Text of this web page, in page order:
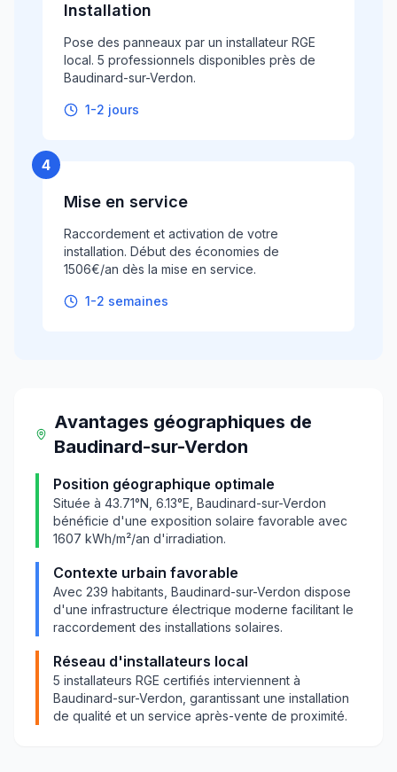
Installation
Pose des panneaux par un installateur RGE
local. 5 professionnels disponibles près de
Baudinard-sur-Verdon.
1-2 jours
4
Mise en service
Raccordement et activation de votre
installation. Début des économies de
1506€/an dès la mise en service.
1-2 semaines
Avantages géographiques de
Baudinard-sur-Verdon
Position géographique optimale
Située à 43.71°N, 6.13°E, Baudinard-sur-Verdon
bénéficie d'une exposition solaire favorable avec
1607 kWh/m²/an d'irradiation.
Contexte urbain favorable
Avec 239 habitants, Baudinard-sur-Verdon dispose
d'une infrastructure électrique moderne facilitant le
raccordement des installations solaires.
Réseau d'installateurs local
5 installateurs RGE certifiés interviennent à
Baudinard-sur-Verdon , garantissant une installation
de qualité et un service après-vente de proximité.